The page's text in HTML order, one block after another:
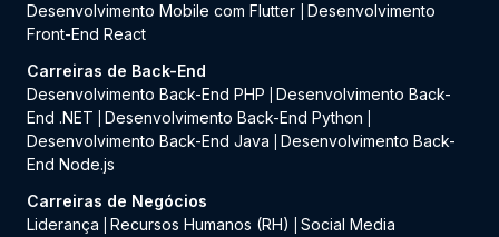
Desenvolvimento Mobile com Flutter
Desenvolvimento
Front-End React
Carreiras de Back-End
Desenvolvimento Back-End PHP
Desenvolvimento Back-
End .NET
Desenvolvimento Back-End Python
Desenvolvimento Back-End Java
Desenvolvimento Back-
End Node.js
Carreiras de Negócios
Liderança
Recursos Humanos (RH)
Social Media